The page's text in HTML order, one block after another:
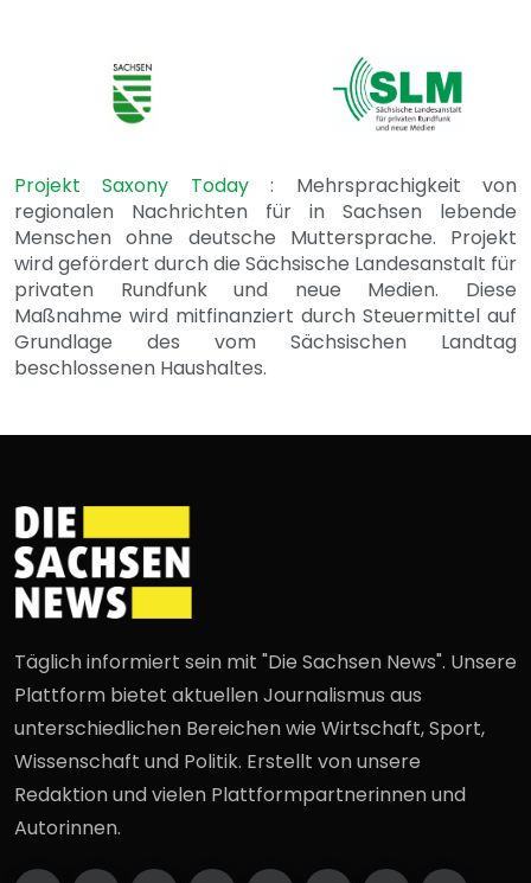
Projekt Saxony Today: Mehrsprachigkeit von
regionalen Nachrichten für in Sachsen lebende
Menschen ohne deutsche Muttersprache. Projekt
wird gefördert durch die Sächsische Landesanstalt für
privaten Rundfunk und neue Medien. Diese
Maßnahme wird mitfinanziert durch Steuermittel auf
Grundlage des vom Sächsischen Landtag
beschlossenen Haushaltes.
Täglich informiert sein mit "Die Sachsen News". Unsere
Plattform bietet aktuellen Journalismus aus
unterschiedlichen Bereichen wie Wirtschaft, Sport,
Wissenschaft und Politik. Erstellt von unsere
Redaktion und vielen Plattformpartnerinnen und
Autorinnen.